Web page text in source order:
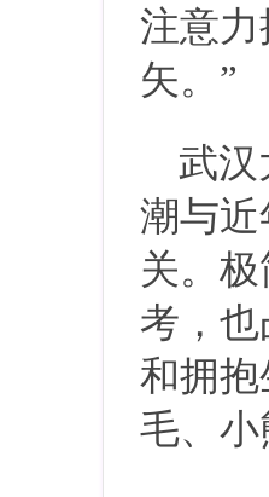
注意
矢。”
武汉
潮与
关。
考，
和拥
毛、